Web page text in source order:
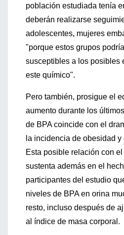
población estudiada tenía
deberán realizarse
adolescentes, mujeres
"porque estos grupos
susceptibles a los posibles
este químico".
Pero también, prosigue el
aumento durante los
de BPA coincide con el
la incidencia de obesidad
Esta posible relación con
sustenta además en el
participantes del estudio
niveles de BPA en orina
resto, incluso después de
al índice de masa corporal.